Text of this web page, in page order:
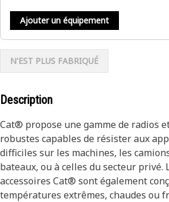
Ajouter un équipement
N'EST PLUS FABRIQUÉ
Description
Cat® propose une gamme de radios
robustes capables de résister aux
difficiles sur les machines, les
bateaux, ou à celles du secteur privé.
accessoires Cat® sont également
températures extrêmes, chaudes ou